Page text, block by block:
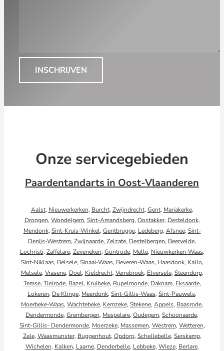
INSCHRIJVEN
Onze servicegebieden
Paardentandarts in Oost-Vlaanderen
Aalst, Nieuwerkerken, Burcht, Zwijndrecht, Gent, Mariakerke,
Drongen, Wondelgem, Sint-Amandsberg, Oostakker, Desteldonk,
Mendonk, Sint-Kruis-Winkel, Gentbrugge, Ledeberg, Afsnee, Sint-
Denijs-Westrem, Zwijnaarde, Zelzate, Destelbergen, Beervelde,
Lochristi, Zaffelare, Zeveneken, Gontrode, Melle, Nieuwkerken-Waas,
Sint-Niklaas, Belsele, Sinaai-Waas, Beveren-Waas, Haasdonk, Kallo,
Melsele, Vrasene, Doel, Kieldrecht, Verrebroek, Elversele, Steendorp,
Temse, Tielrode, Bazel, Kruibeke, Rupelmonde, Daknam, Eksaarde,
Lokeren, De Klinge, Meerdonk, Sint-Gillis-Waas, Sint-Pauwels,
Moerbeke-Waas, Wachtebeke, Kemzeke, Stekene, Appels, Baasrode,
Dendermonde, Grembergen, Mespelare, Oudegem, Schoonaarde,
Sint-Gillis- Dendermonde, Moerzeke, Massemen, Westrem, Wetteren,
Zele, Waasmunster, Buggenhout, Opdorp, Schellebelle, Serskamp,
Wichelen, Kalken, Laarne, Denderbelle, Lebbeke, Wieze, Berlare,